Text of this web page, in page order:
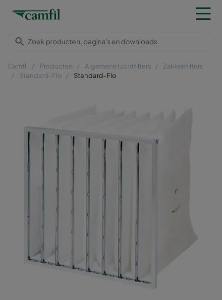
Camfil Producten Algemene luchtfilters
Zakkenfilters
Standard-Flo
Standard-Flo